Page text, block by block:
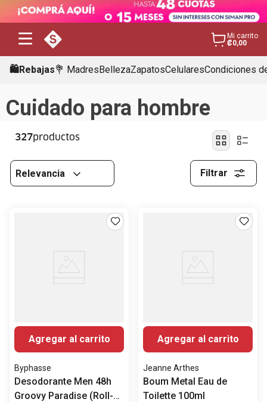
Mi carrito
₡0,00
🛍️Rebajas💐 MadresBellezaZapatosCelularesCondiciones
Cuidado para hombre
327
Relevancia Filtrar
Agregar al carrito
Byphasse
Desodorante Men 48h
Groovy Paradise (Roll-
Agregar al carrito
Jeanne Arthes
Boum Metal Eau de
Toilette 100ml